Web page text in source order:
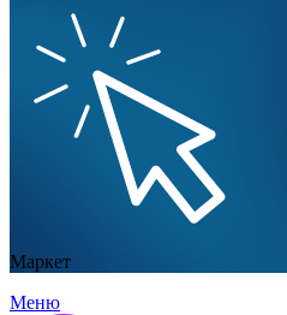
Маркет
Меню